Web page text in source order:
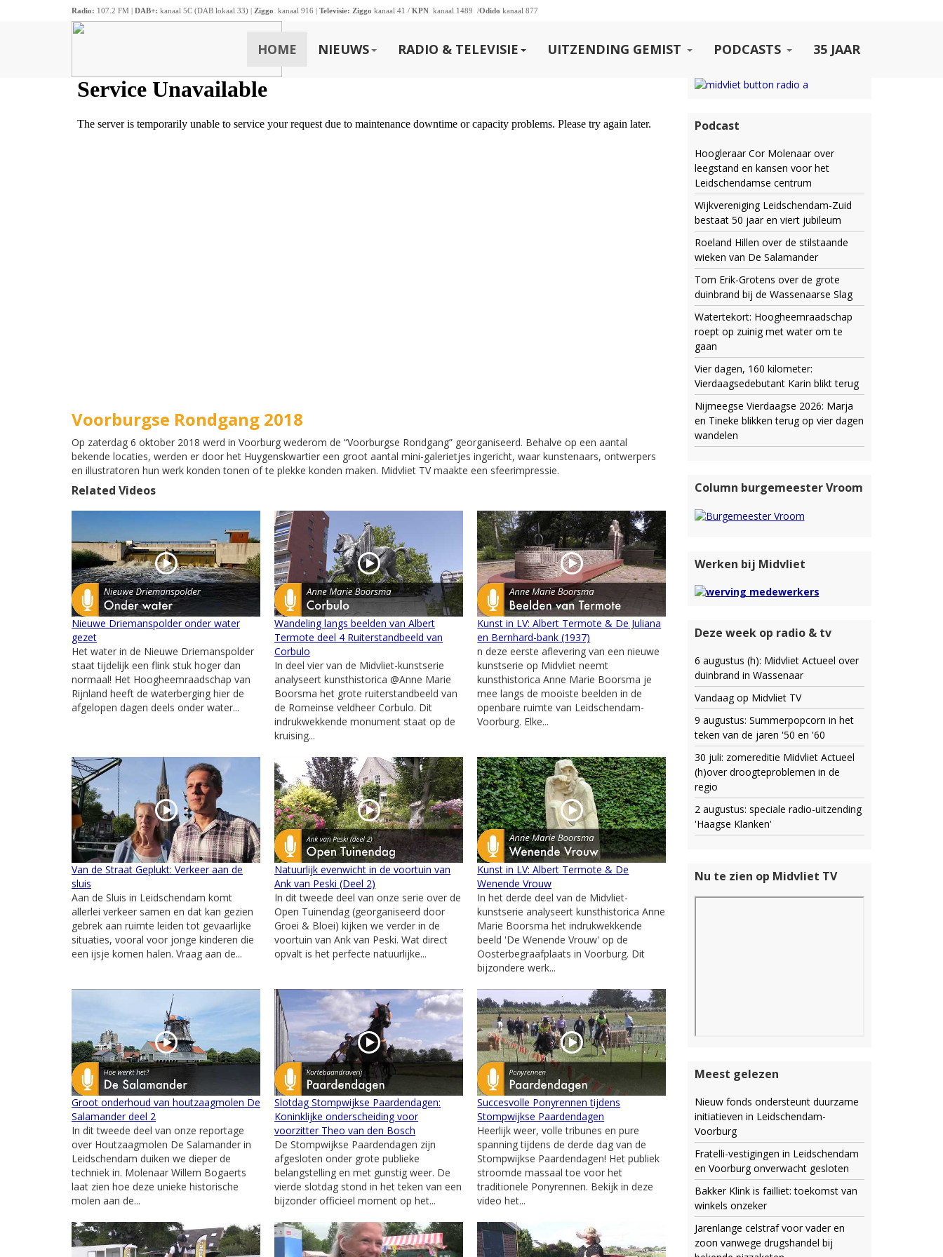
Radio: 107.2 FM | DAB+: kanaal 5C (DAB lokaal 33) | Ziggo kanaal 916 | Televisie: Ziggo kanaal 41 / KPN kanaal 1489 /Odido kanaal 877
HOME NIEUWS RADIO & TELEVISIE UITZENDING GEMIST PODCASTS 35 JAAR
Voorburgse Rondgang 2018
Op zaterdag 6 oktober 2018 werd in Voorburg wederom de “Voorburgse Rondgang” georganiseerd. Behalve op een aantal
bekende locaties, werden er door het Huygenskwartier een groot aantal mini-galerietjes ingericht, waar kunstenaars, ontwerpers
en illustratoren hun werk konden tonen of te plekke konden maken. Midvliet TV maakte een sfeerimpressie.
Related Videos
Nieuwe Driemanspolder onder water
gezet
Het water in de Nieuwe Driemanspolder
staat tijdelijk een flink stuk hoger dan
normaal! Het Hoogheemraadschap van
Rijnland heeft de waterberging hier de
afgelopen dagen deels onder water...
Wandeling langs beelden van Albert
Termote deel 4 Ruiterstandbeeld van
Corbulo
In deel vier van de Midvliet-kunstserie
analyseert kunsthistorica @Anne Marie
Boorsma het grote ruiterstandbeeld van
de Romeinse veldheer Corbulo. Dit
indrukwekkende monument staat op de
kruising...
Kunst in LV: Albert Termote & De Juliana
en Bernhard-bank (1937)
n deze eerste aflevering van een nieuwe
kunstserie op Midvliet neemt
kunsthistorica Anne Marie Boorsma je
mee langs de mooiste beelden in de
openbare ruimte van Leidschendam-
Voorburg. Elke...
Van de Straat Geplukt: Verkeer aan de
sluis
Aan de Sluis in Leidschendam komt
allerlei verkeer samen en dat kan gezien
gebrek aan ruimte leiden tot gevaarlijke
situaties, vooral voor jonge kinderen die
een ijsje komen halen. Vraag aan de...
Natuurlijk evenwicht in de voortuin van
Ank van Peski (Deel 2)
In dit tweede deel van onze serie over de
Open Tuinendag (georganiseerd door
Groei & Bloei) kijken we verder in de
voortuin van Ank van Peski. Wat direct
opvalt is het perfecte natuurlijke...
Kunst in LV: Albert Termote & De
Wenende Vrouw
In het derde deel van de Midvliet-
kunstserie analyseert kunsthistorica Anne
Marie Boorsma het indrukwekkende
beeld 'De Wenende Vrouw' op de
Oosterbegraafplaats in Voorburg. Dit
bijzondere werk...
Groot onderhoud van houtzaagmolen De
Salamander deel 2
In dit tweede deel van onze reportage
over Houtzaagmolen De Salamander in
Leidschendam duiken we dieper de
techniek in. Molenaar Willem Bogaerts
laat zien hoe deze unieke historische
molen aan de...
Slotdag Stompwijkse Paardendagen:
Koninklijke onderscheiding voor
voorzitter Theo van den Bosch
De Stompwijkse Paardendagen zijn
afgesloten onder grote publieke
belangstelling en met gunstig weer. De
vierde slotdag stond in het teken van een
bijzonder officieel moment op het...
Succesvolle Ponyrennen tijdens
Stompwijkse Paardendagen
Heerlijk weer, volle tribunes en pure
spanning tijdens de derde dag van de
Stompwijkse Paardendagen! Het publiek
stroomde massaal toe voor het
traditionele Ponyrennen. Bekijk in deze
video het...
Podcast
Hoogleraar Cor Molenaar over
leegstand en kansen voor het
Leidschendamse centrum
Wijkvereniging Leidschendam-Zuid
bestaat 50 jaar en viert jubileum
Roeland Hillen over de stilstaande
wieken van De Salamander
Tom Erik-Grotens over de grote
duinbrand bij de Wassenaarse Slag
Watertekort: Hoogheemraadschap
roept op zuinig met water om te
gaan
Vier dagen, 160 kilometer:
Vierdaagsedebutant Karin blikt terug
Nijmeegse Vierdaagse 2026: Marja
en Tineke blikken terug op vier dagen
wandelen
Column burgemeester Vroom
Werken bij Midvliet
Deze week op radio & tv
6 augustus (h): Midvliet Actueel over
duinbrand in Wassenaar
Vandaag op Midvliet TV
9 augustus: Summerpopcorn in het
teken van de jaren '50 en '60
30 juli: zomereditie Midvliet Actueel
(h)over droogteproblemen in de
regio
2 augustus: speciale radio-uitzending
'Haagse Klanken'
Nu te zien op Midvliet TV
Meest gelezen
Nieuw fonds ondersteunt duurzame
initiatieven in Leidschendam-
Voorburg
Fratelli-vestigingen in Leidschendam
en Voorburg onverwacht gesloten
Bakker Klink is failliet: toekomst van
winkels onzeker
Jarenlange celstraf voor vader en
zoon vanwege drugshandel bij